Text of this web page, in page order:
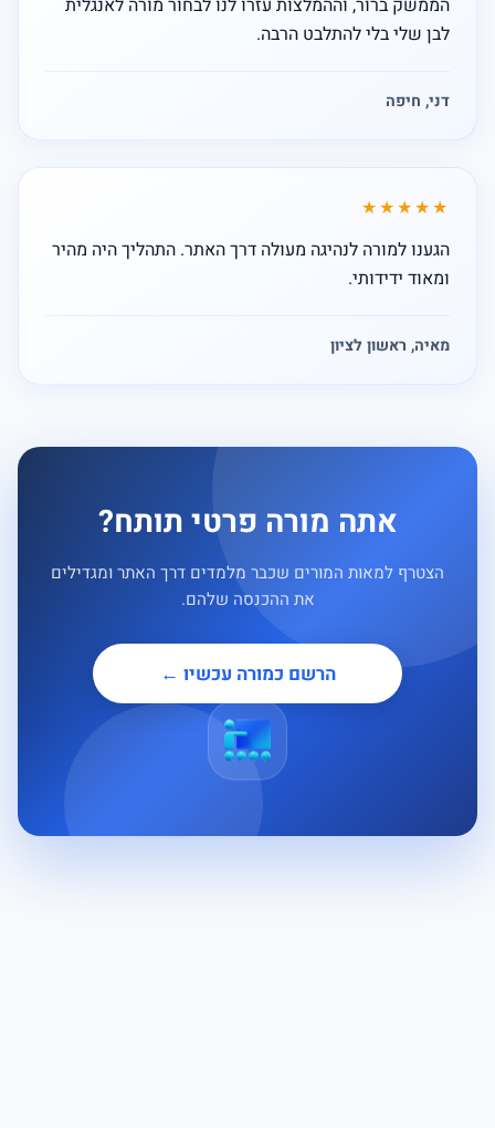
הממשק ברור, וההמלצות עזרו לנו לבחור מורה לאנגלית
לבן שלי בלי להתלבט הרבה.
דני, חיפה
★★★★★
הגענו למורה לנהיגה מעולה דרך האתר. התהליך היה מהיר
ומאוד ידידותי.
מאיה, ראשון לציון
אתה מורה פרטי תותח?
הצטרף למאות המורים שכבר מלמדים דרך האתר ומגדילים
את ההכנסה שלהם.
הרשם כמורה עכשיו ←